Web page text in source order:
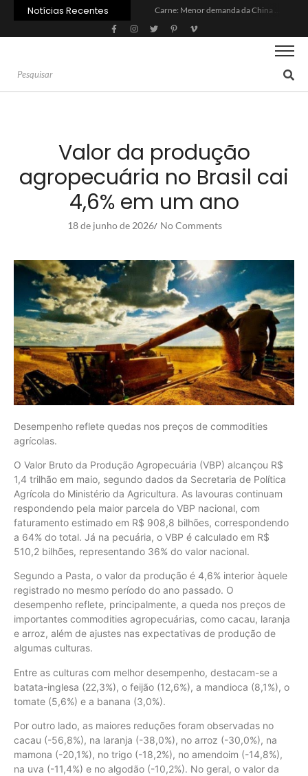
Notícias Recentes
Inadimplência no crédito rural deve seguir elevada até 2027
Lula sanciona MP do Frete e agro teme alta dos custos logísticos
Brasil tem 2º maior juro real do mundo
Valor da produção
agropecuária no Brasil cai
4,6% em um ano
18 de junho de 2026/ No Comments
Desempenho reflete quedas nos preços de commodities
agrícolas.
O Valor Bruto da Produção Agropecuária (VBP) alcançou R$
1,4 trilhão em maio, segundo dados da Secretaria de Política
Agrícola do Ministério da Agricultura. As lavouras continuam
respondendo pela maior parcela do VBP nacional, com
faturamento estimado em R$ 908,8 bilhões, correspondendo
a 64% do total. Já na pecuária, o VBP é calculado em R$
510,2 bilhões, representando 36% do valor nacional.
Segundo a Pasta, o valor da produção é 4,6% interior àquele
registrado no mesmo período do ano passado. O
desempenho reflete, principalmente, a queda nos preços de
importantes commodities agropecuárias, como cacau, laranja
e arroz, além de ajustes nas expectativas de produção de
algumas culturas.
Entre as culturas com melhor desempenho, destacam-se a
batata-inglesa (22,3%), o feijão (12,6%), a mandioca (8,1%), o
tomate (5,6%) e a banana (3,0%).
Por outro lado, as maiores reduções foram observadas no
cacau (-56,8%), na laranja (-38,0%), no arroz (-30,0%), na
mamona (-20,1%), no trigo (-18,2%), no amendoim (-14,8%),
na uva (-11,4%) e no algodão (-10,2%). No geral, o valor da